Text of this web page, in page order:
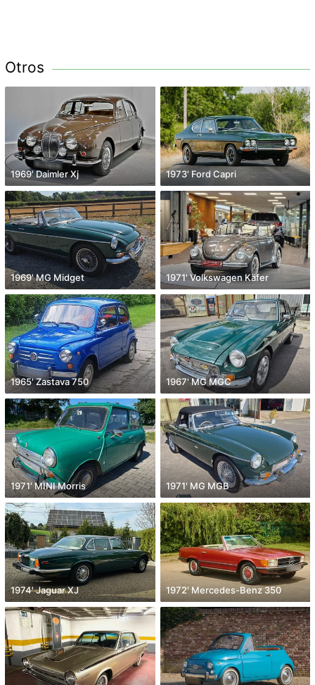
Otros
1969' Daimler Xj 1973' Ford Capri
1969' MG Midget 1971' Volkswagen Käfer
1965' Zastava 750 1967' MG MGC
1971' MINI Morris 1971' MG MGB
1974' Jaguar XJ 1972' Mercedes-Benz 350